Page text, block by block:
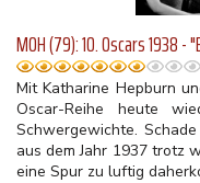
MOH (79): 10. Oscars 1938 -
Mit Katharine Hepburn
Oscar-Reihe heute
Schwergewichte.
aus dem Jahr 1937 trotz
eine Spur zu luftig